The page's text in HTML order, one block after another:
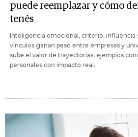
puede reemplazar y cómo
tenés
Inteligencia emocional, criterio, influencia
vínculos ganan peso entre empresas y
sube el valor de trayectorias, ejemplos
personales con impacto real.